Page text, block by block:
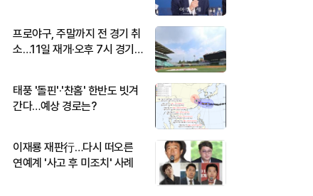
프로야구, 주말까지 전 경기 취
소…11일 재개·오후 7시 경기
태풍 '돌핀'·'찬홈' 한반도 빗겨
간다…예상 경로는?
이재룡 재판行…다시 떠오른
연예계 '사고 후 미조치' 사례